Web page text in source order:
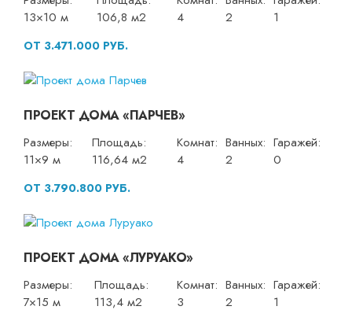
13×10 м
106,8 м2
4
2
1
ОТ 3.471.000 РУБ.
ПРОЕКТ ДОМА «ПАРЧЕВ»
Размеры:
11×9 м
Площадь:
116,64 м2
Комнат:
4
Ванных:
2
Гаражей:
0
ОТ 3.790.800 РУБ.
ПРОЕКТ ДОМА «ЛУРУАКО»
Размеры:
7×15 м
Площадь:
113,4 м2
Комнат:
3
Ванных:
2
Гаражей:
1